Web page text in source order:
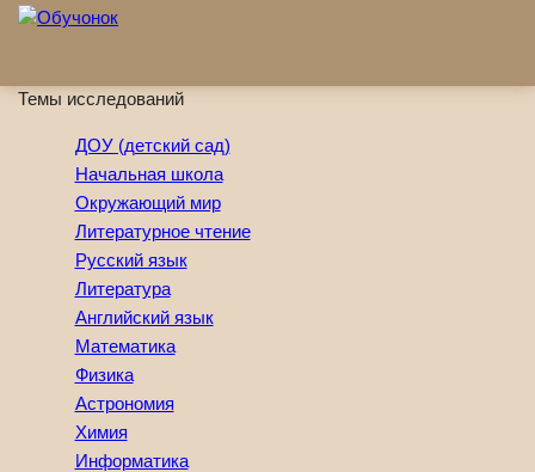
Перейти к основному содержанию
Темы исследований
ДОУ (детский сад)
Начальная школа
Окружающий мир
Литературное чтение
Русский язык
Литература
Английский язык
Математика
Физика
Астрономия
Химия
Информатика